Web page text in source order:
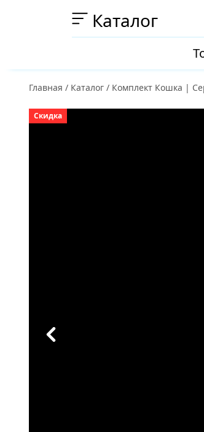
Каталог
Главная / Каталог / Комплект Кошка |
Скидка